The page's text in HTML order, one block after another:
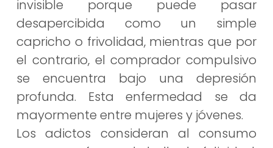
invisible porque puede pasar
desapercibida como un simple
capricho o frivolidad, mientras que por
el contrario, el comprador compulsivo
se encuentra bajo una depresión
profunda. Esta enfermedad se da
mayormente entre mujeres y jóvenes.
Los adictos consideran al consumo